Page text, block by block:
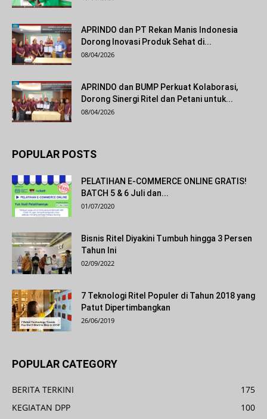
APRINDO dan PT Rekan Manis Indonesia
Dorong Inovasi Produk Sehat di...
08/04/2026
APRINDO dan BUMP Perkuat Kolaborasi,
Dorong Sinergi Ritel dan Petani untuk...
08/04/2026
POPULAR POSTS
PELATIHAN E-COMMERCE ONLINE GRATIS!
BATCH 5 & 6 Juli dan...
01/07/2020
Bisnis Ritel Diyakini Tumbuh hingga 3 Persen
Tahun Ini
02/09/2022
7 Teknologi Ritel Populer di Tahun 2018 yang
Patut Dipertimbangkan
26/06/2019
POPULAR CATEGORY
BERITA TERKINI
175
KEGIATAN DPP
100